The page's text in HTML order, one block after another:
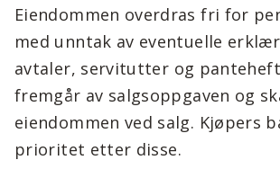
Eiendommen overdras fri for
med unntak av eventuelle
avtaler, servitutter og
fremgår av salgsoppgaven og
eiendommen ved salg. Kjøpers
prioritet etter disse.